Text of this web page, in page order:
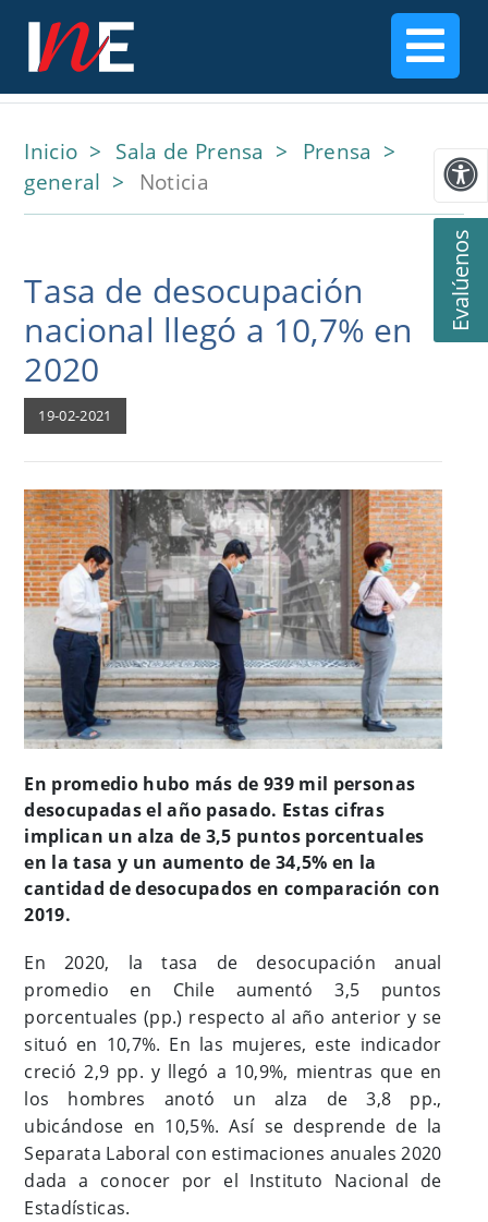
Evalúenos
Inicio Sala de Prensa
Prensa
general
Noticia
Tasa de desocupación
nacional llegó a 10,7% en
2020
19-02-2021
En promedio hubo más de 939 mil personas
desocupadas el año pasado. Estas cifras
implican un alza de 3,5 puntos porcentuales
en la tasa y un aumento de 34,5% en la
cantidad de desocupados en comparación con
2019.
En 2020, la tasa de desocupación anual
promedio en Chile aumentó 3,5 puntos
porcentuales (pp.) respecto al año anterior y se
situó en 10,7%. En las mujeres, este indicador
creció 2,9 pp. y llegó a 10,9%, mientras que en
los hombres anotó un alza de 3,8 pp.,
ubicándose en 10,5%. Así se desprende de la
Separata Laboral con estimaciones anuales 2020
dada a conocer por el Instituto Nacional de
Estadísticas.